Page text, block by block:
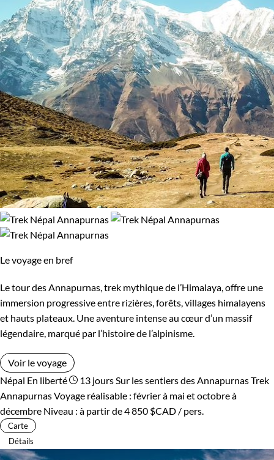
Le voyage en bref
Le tour des Annapurnas, trek mythique de l’Himalaya, offre une
immersion progressive entre rizières, forêts, villages himalayens
et hauts plateaux. Une aventure intense au cœur d’un massif
légendaire, marqué par l’histoire de l’alpinisme.
Voir le voyage
Népal En liberté 13 jours Sur les sentiers des AnnapurnasTrek
AnnapurnasVoyage réalisable : février à mai et octobre à
décembre Niveau : à partir de4 850 $CAD / pers.
Carte
Détails